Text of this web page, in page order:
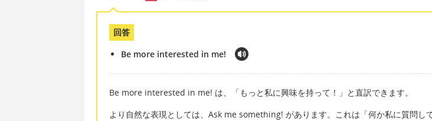
回答
Be more interested in me!
Be more interested in me! は、「もっと私に興味を持って！」と直訳できます。
より自然な表現としては、Ask me something! があります。これは「何か私に質問し